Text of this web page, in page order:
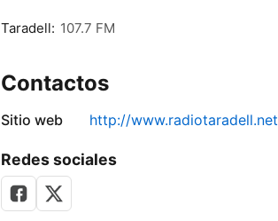
Taradell: 107.7 FM
Contactos
Sitio web http://www.radiotaradell.net
Redes sociales